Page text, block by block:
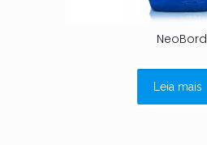
NeoBord
Leia mais